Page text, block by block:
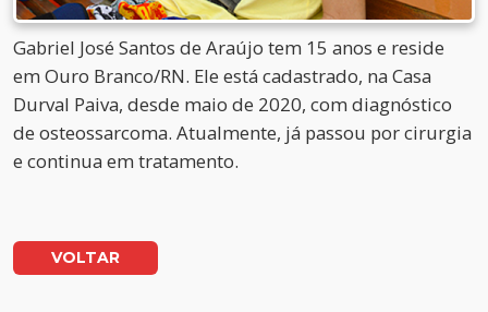
Gabriel José Santos de Araújo tem 15 anos e reside
em Ouro Branco/RN. Ele está cadastrado, na Casa
Durval Paiva, desde maio de 2020, com diagnóstico
de osteossarcoma. Atualmente, já passou por cirurgia
e continua em tratamento.
VOLTAR